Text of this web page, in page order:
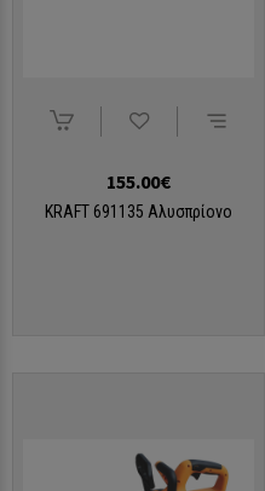
ΠΛΗΚΤΡΟΛΟΓΉΣΤΕ ΑΥΤΌ
155.00€
KRAFT 691135 Αλυσπρίονο